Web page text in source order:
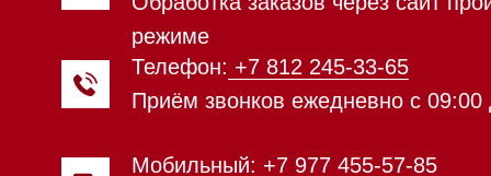
Посмотреть фото и
видео из нашего